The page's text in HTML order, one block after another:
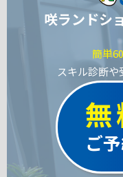
咲ランドシ
簡単
スキル診断や
ご